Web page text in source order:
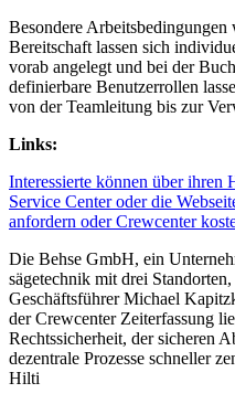
Besondere
Bereitschaft lassen sich
vorab angelegt und bei der
definierbare Benutzerrollen
von der Teamleitung bis zur
Links:
Interessierte können über ihren
Service Center oder die
anfordern oder Crewcenter
Die Behse GmbH, ein
sägetechnik mit drei
Geschäftsführer Michael
der Crewcenter Zeiterfassung
Rechtssicherheit, der sicheren
dezentrale Prozesse schneller
Hilti